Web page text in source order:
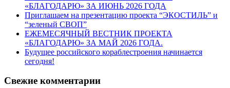
«БЛАГОДАРЮ» ЗА ИЮНЬ 2026 ГОДА
Приглашаем на презентацию проекта “ЭКОСТИЛЬ” и
“зеленый СВОП”
ЕЖЕМЕСЯЧНЫЙ ВЕСТНИК ПРОЕКТА
«БЛАГОДАРЮ» ЗА МАЙ 2026 ГОДА.
Будущее российского кораблестроения начинается
сегодня!
Свежие комментарии